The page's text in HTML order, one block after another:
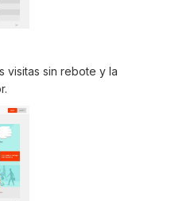
visitas sin rebote y la